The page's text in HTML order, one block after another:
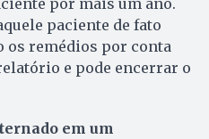
paciente de fato
os remédios por conta
e pode encerrar o
em um